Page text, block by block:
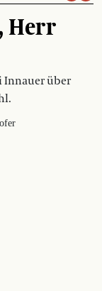
Herr
Innauer über